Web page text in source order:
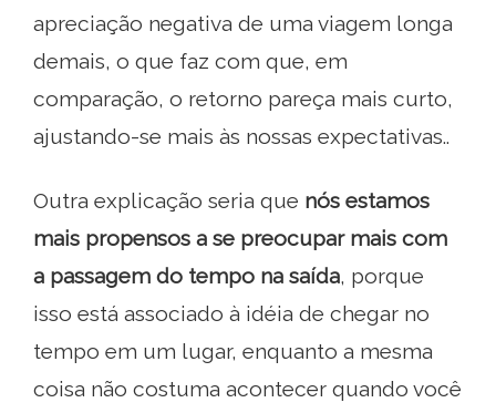
apreciação negativa de uma viagem longa
demais, o que faz com que, em
comparação, o retorno pareça mais curto,
ajustando-se mais às nossas expectativas..
Outra explicação seria que nós estamos
mais propensos a se preocupar mais com
a passagem do tempo na saída, porque
isso está associado à idéia de chegar no
tempo em um lugar, enquanto a mesma
coisa não costuma acontecer quando você